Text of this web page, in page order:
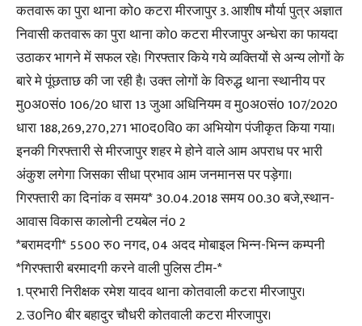
कतवारू का पुरा थाना को0 कटरा मीरजापुर 3. आशीष मौर्या पुत्र अज्ञात
निवासी कतवारू का पुरा थाना को0 कटरा मीरजापुर अन्धेरा का फायदा
उठाकर भागने में सफल रहे। गिरफ्तार किये गये व्यक्तियों से अन्य लोगों के
बारे मे पूंछताछ की जा रही है। उक्त लोगों के विरुद्ध थाना स्थानीय पर
मु0अ0सं0 106/20 धारा 13 जुआ अधिनियम व मु0अ0सं0 107/2020
धारा 188,269,270,271 भा0द0वि0 का अभियोग पंजीकृत किया गया।
इनकी गिरफ्तारी से मीरजापुर शहर मे होने वाले आम अपराध पर भारी
अंकुश लगेगा जिसका सीधा प्रभाव आम जनमानस पर पड़ेगा।
गिरफ्तारी का दिनांक व समय* 30.04.2018 समय 00.30 बजे,स्थान-
आवास विकास कालोनी टयबेल नं0 2
*बरामदगी* 5500 रु0 नगद, 04 अदद मोबाइल भिन्न-भिन्न कम्पनी
*गिरफ्तारी बरमादगी करने वाली पुलिस टीम-*
1. प्रभारी निरीक्षक रमेश यादव थाना कोतवाली कटरा मीरजापुर।
2. उ0नि0 बीर बहादुर चौधरी कोतवाली कटरा मीरजापुर।